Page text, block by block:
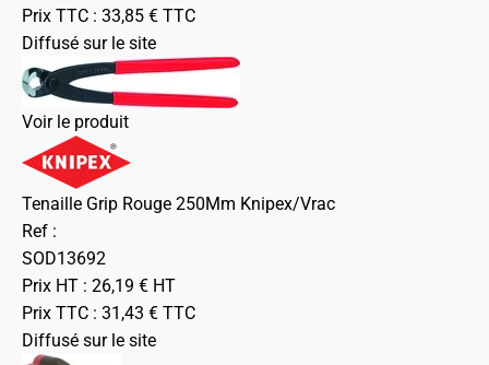
Prix TTC : 33,85 € TTC
Diffusé sur le site
Voir le produit
Tenaille Grip Rouge 250Mm Knipex/Vrac
Ref :
SOD13692
Prix HT : 26,19 € HT
Prix TTC : 31,43 € TTC
Diffusé sur le site